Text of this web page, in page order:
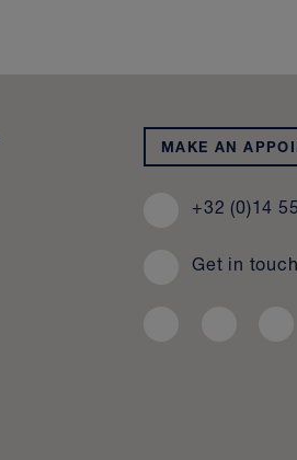
MAKE AN
+32 (0)14
Get in